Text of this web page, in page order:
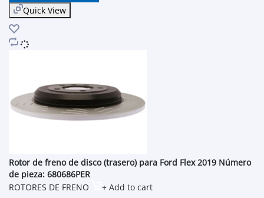
Quick View
Rotor de freno de disco (trasero) para Ford Flex 2019 Número
de pieza: 680686PER
ROTORES DE FRENO
+ Add to cart